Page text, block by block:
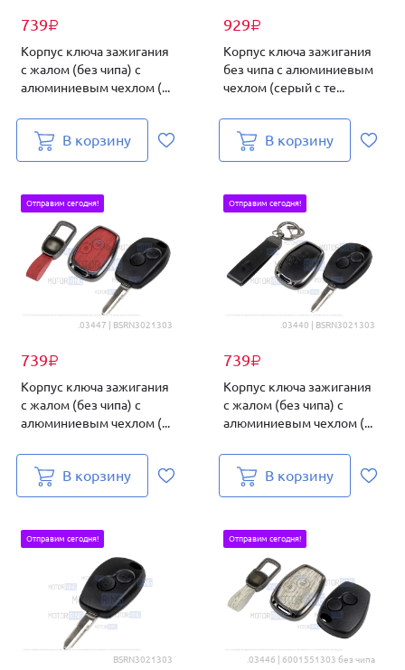
739₽
Корпус ключа зажигания
с жалом (без чипа) с
алюминиевым чехлом (...
В корзину
929₽
Корпус ключа зажигания
без чипа с алюминиевым
чехлом (серый с те...
В корзину
.03447 | BSRN3021303
739₽
Отправим сегодня!
Корпус ключа зажигания
с жалом (без чипа) с
алюминиевым чехлом (...
В корзину
.03440 | BSRN3021303
739₽
Отправим сегодня!
Корпус ключа зажигания
с жалом (без чипа) с
алюминиевым чехлом (...
В корзину
BSRN3021303
Отправим сегодня!
.03446 | 6001551303 без чипа
Отправим сегодня!